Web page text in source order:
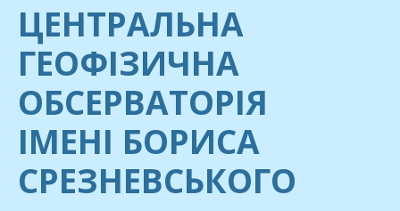
ЦЕНТРАЛЬНА
ГЕОФІЗИЧНА
ОБСЕРВАТОРІЯ
ІМЕНІ БОРИСА
СРЕЗНЕВСЬКОГО